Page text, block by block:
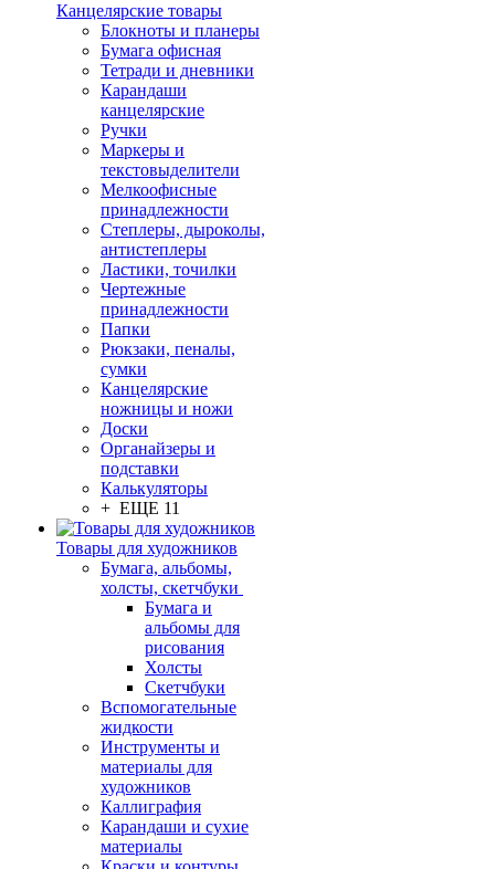
Канцелярские товары
Блокноты и планеры
Бумага офисная
Тетради и дневники
Карандаши
канцелярские
Ручки
Маркеры и
текстовыделители
Мелкоофисные
принадлежности
Степлеры, дыроколы,
антистеплеры
Ластики, точилки
Чертежные
принадлежности
Папки
Рюкзаки, пеналы,
сумки
Канцелярские
ножницы и ножи
Доски
Органайзеры и
подставки
Калькуляторы
+ ЕЩЕ 11
Товары для художников
Бумага, альбомы,
холсты, скетчбуки
Бумага и
альбомы для
рисования
Холсты
Скетчбуки
Вспомогательные
жидкости
Инструменты и
материалы для
художников
Каллиграфия
Карандаши и сухие
материалы